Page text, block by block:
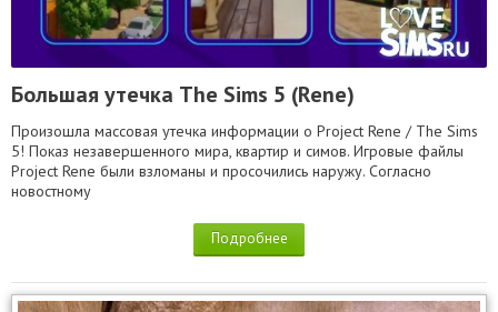
Большая утечка The Sims 5 (Rene)
Произошла массовая утечка информации о Project Rene / The Sims
5! Показ незавершенного мира, квартир и симов. Игровые файлы
Project Rene были взломаны и просочились наружу. Согласно
новостному
Подробнее